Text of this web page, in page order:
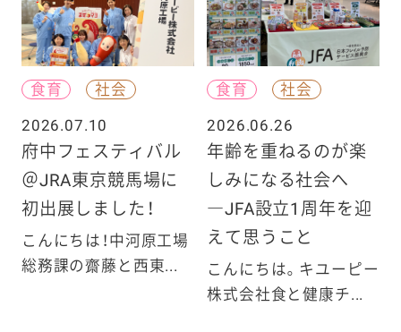
食育
社会
2026.07.10
府中フェスティバル
＠JRA東京競馬場に
初出展しました！
こんにちは！中河原工場
総務課の齋藤と西東...
食育
社会
2026.06.26
年齢を重ねるのが楽
しみになる社会へ
―JFA設立1周年を迎
えて思うこと
こんにちは。キユーピー
株式会社食と健康チ...